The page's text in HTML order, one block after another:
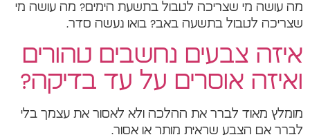
מה עושה מי שצריכה לטבול בתשעת הימים? מה עושה מי
שצריכה לטבול בתשעה באב? בואו נעשה סדר.
איזה צבעים נחשבים טהורים
ואיזה אוסרים על עד בדיקה?
מומלץ מאוד לברר את ההלכה ולא לאסור את עצמך בלי
לברר אם הצבע שראית מותר או אסור.